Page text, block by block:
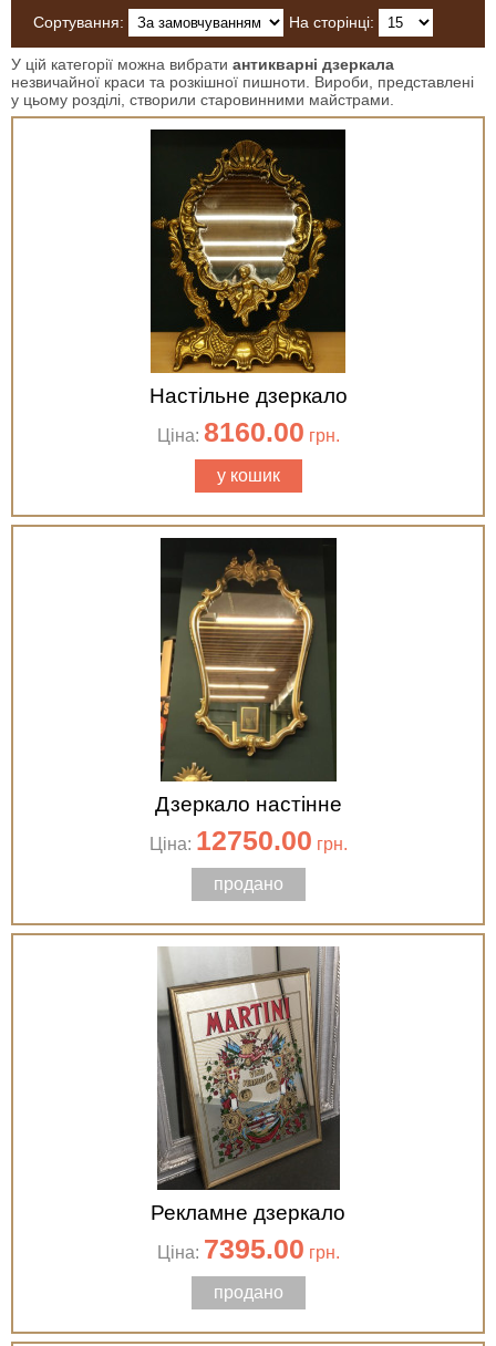
Сортування: На сторінці:
У цій категорії можна вибрати антикварні дзеркала
незвичайної краси та розкішної пишноти. Вироби, представлені
у цьому розділі, створили старовинними майстрами.
Настільне дзеркало
Ціна: 8160.00 грн.
у кошик
Дзеркало настінне
Ціна: 12750.00 грн.
продано
Рекламне дзеркало
Ціна: 7395.00 грн.
продано